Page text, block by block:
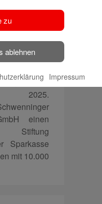
ist
2025.
einen
Stiftung
Sparkasse
mit 10.000
zu
ablehnen
Impressum